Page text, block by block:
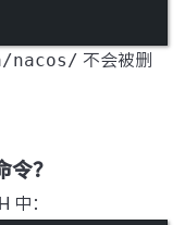
不会被删
？
中：